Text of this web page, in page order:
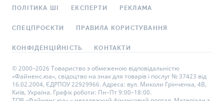
ПОЛІТИКА ШІ ЕКСПЕРТИ РЕКЛАМА
СПЕЦПРОЄКТИ ПРАВИЛА КОРИСТУВАННЯ
КОНФІДЕНЦІЙНІСТЬ КОНТАКТИ
© 2000–2026 Товариство з обмеженою відповідальністю
«Файненс.юа», свідоцтво на знак для товарів і послуг № 37423 від
16.02.2004, ЄДРПОУ 22929966. Адреса: вул. Миколи Грінченка, 4В,
Київ, Україна. Графік роботи: Пн–Пт 9:00–18:00.